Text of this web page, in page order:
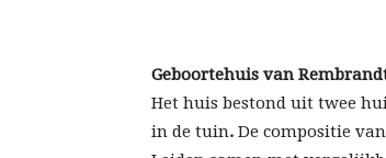
Geboortehuis van
Het huis bestond uit twee
in de tuin. De compositie